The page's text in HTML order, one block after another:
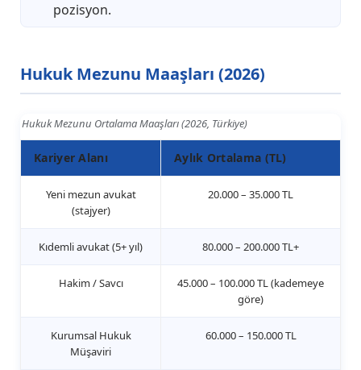
pozisyon.
Hukuk Mezunu Maaşları (2026)
Hukuk Mezunu Ortalama Maaşları (2026, Türkiye)
Kariyer Alanı Aylık Ortalama (TL)
Yeni mezun avukat
(stajyer)
20.000 – 35.000 TL
Kıdemli avukat (5+ yıl) 80.000 – 200.000 TL+
Hakim / Savcı
45.000 – 100.000 TL (kademeye
göre)
Kurumsal Hukuk
Müşaviri
60.000 – 150.000 TL